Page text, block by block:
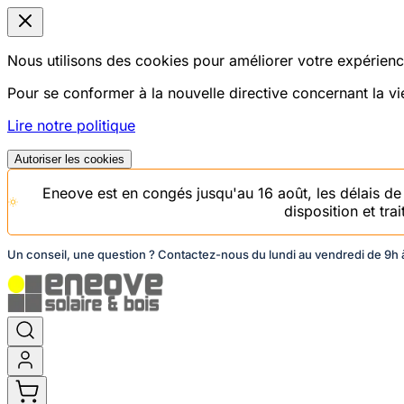
Nous utilisons des cookies pour améliorer votre
Pour se conformer à la nouvelle directive concernant la
Lire notre politique
Autoriser les cookies
Eneove est en congés jusqu'au 16 août, les délais
disposition et
Un conseil, une question ? Contactez-nous du lundi au vendredi de 9h
Aller
au
contenu